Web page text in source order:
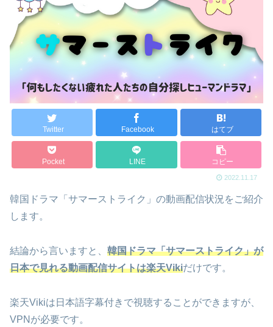
Twitter Facebook はてブ
Pocket LINE コピー
2022.11.17
韓国ドラマ「サマーストライク」の動画配信状況をご紹介
します。
結論から言いますと、 韓国ドラマ「サマーストライク」が
日本で見れる動画配信サイトは楽天Vikiだけです。
楽天Vikiは日本語字幕付きで視聴することができますが、
VPNが必要です。